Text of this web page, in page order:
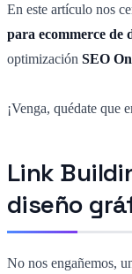
En este artículo nos
para ecommerce de
optimización SEO
¡Venga, quédate que
Link
diseño
No nos engañemos,